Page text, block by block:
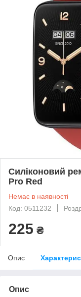
Силіконовий
Pro Red
Немає в наявності
Код: 0511232
225 ₴
Опис
Опис